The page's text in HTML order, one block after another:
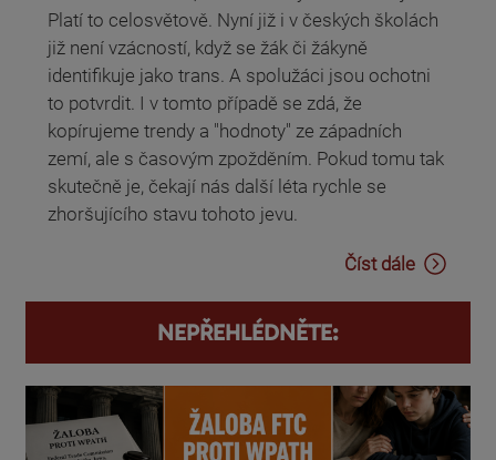
Platí to celosvětově. Nyní již i v českých školách
již není vzácností, když se žák či žákyně
identifikuje jako trans. A spolužáci jsou ochotni
to potvrdit. I v tomto případě se zdá, že
kopírujeme trendy a "hodnoty" ze západních
zemí, ale s časovým zpožděním. Pokud tomu tak
skutečně je, čekají nás další léta rychle se
zhoršujícího stavu tohoto jevu.
Číst dále
NEPŘEHLÉDNĚTE: